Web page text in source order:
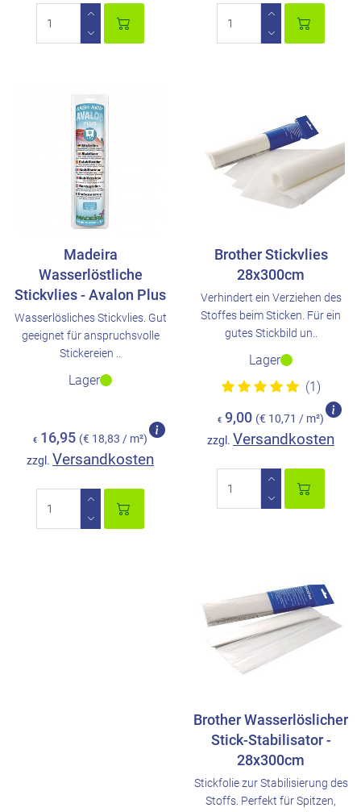
Madeira
Wasserlöstliche
Stickvlies - Avalon Plus
Wasserlösliches Stickvlies. Gut
geeignet für anspruchsvolle
Stickereien ..
Lager
€ 16,95 (€ 18,83 / m²)
zzgl. Versandkosten
Brother Stickvlies
28x300cm
Verhindert ein Verziehen des
Stoffes beim Sticken. Für ein
gutes Stickbild un..
Lager
(1)
€ 9,00 (€ 10,71 / m²)
zzgl. Versandkosten
Brother Wasserlöslicher
Stick-Stabilisator -
28x300cm
Stickfolie zur Stabilisierung des
Stoffs. Perfekt für Spitzen,